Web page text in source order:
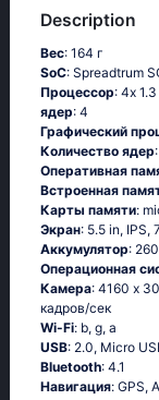
Description
Вес: 164 г
SoC: Sрrеаdtrum
Процессор: 4х
ядер: 4
Графический
Количество ядер
Оперативная
Встроенная
Карты памяти:
Экран: 5.5 in, IPS,
Аккумулятор:
Oперационная
Камера: 4160 x
кадров/сек
Wi-Fi: b, g, а
USB: 2.0, Micro
Bluetooth: 4.1
Навигация: GРS,